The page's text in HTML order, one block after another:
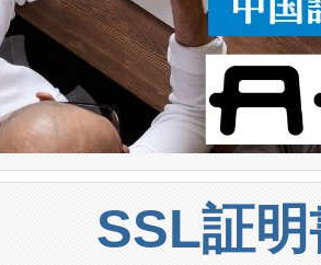
SSL証